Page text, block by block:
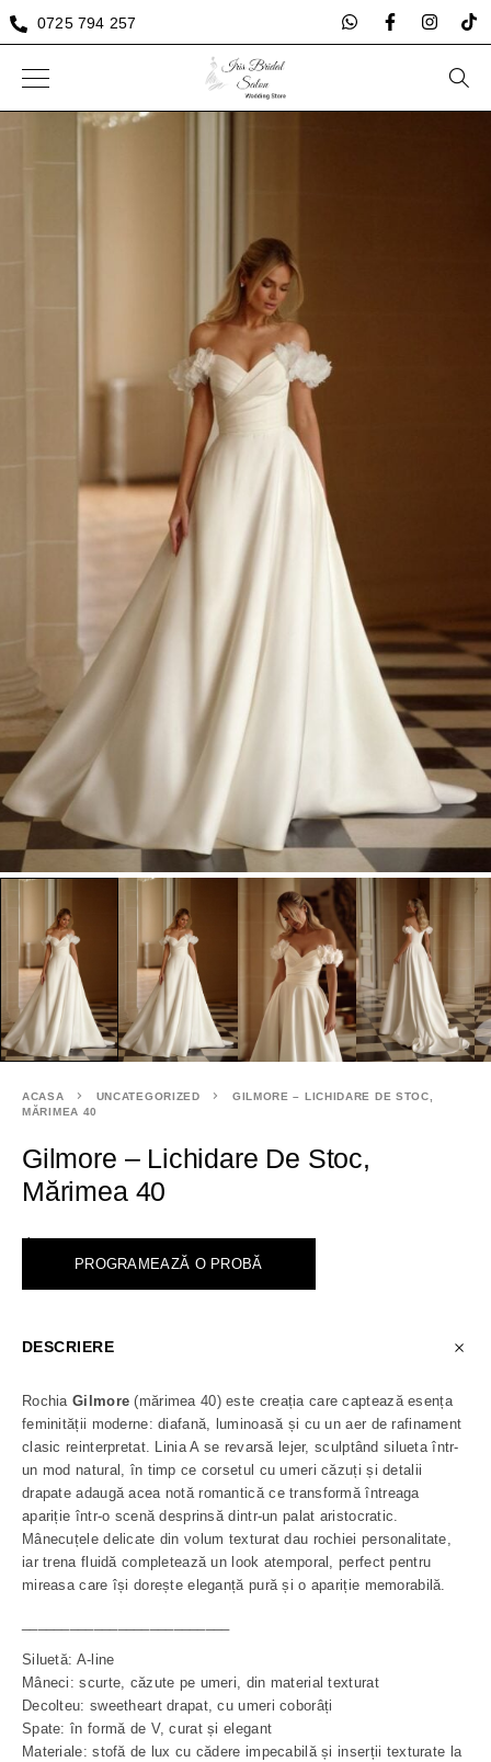
0725 794 257
ACASA UNCATEGORIZED
GILMORE – LICHIDARE DE STOC,
MĂRIMEA 40
Gilmore – Lichidare De Stoc,
Mărimea 40
<
PROGRAMEAZĂ O PROBĂ
DESCRIERE
RochiaGilmore (mărimea 40) este creația care captează esența
feminității moderne: diafană, luminoasă și cu un aer de rafinament
clasic reinterpretat. Linia A se revarsă lejer, sculptând silueta într-
un mod natural, în timp ce corsetul cu umeri căzuți și detalii
drapate adaugă acea notă romantică ce transformă întreaga
apariție într-o scenă desprinsă dintr-un palat aristocratic.
Mânecuțele delicate din volum texturat dau rochiei personalitate,
iar trena fluidă completează un look atemporal, perfect pentru
mireasa care își dorește eleganță pură și o apariție memorabilă.
Siluetă: A-line
Mâneci: scurte, căzute pe umeri, din material texturat
Decolteu: sweetheart drapat, cu umeri coborâți
Spate: în formă de V, curat și elegant
Materiale: stofă de lux cu cădere impecabilă și inserții texturate la